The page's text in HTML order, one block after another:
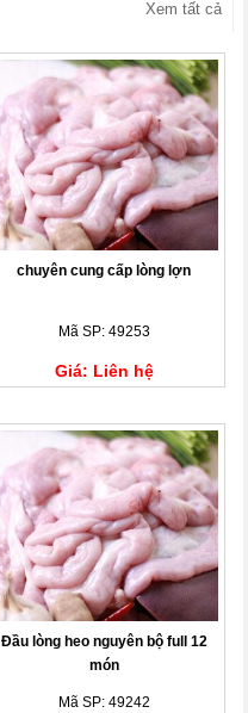
Xem tất cả
chuyên cung cấp lòng lợn
Mã SP: 49253
Giá: Liên hệ
Đầu lòng heo nguyên bộ full 12
món
Mã SP: 49242